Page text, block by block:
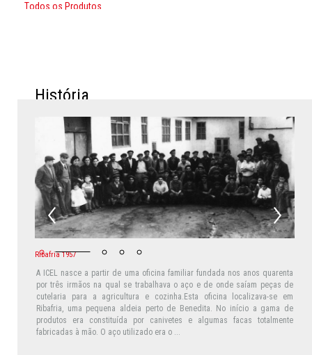
Todos os Produtos
História
Ribafria 1957
A ICEL nasce a partir de uma oficina familiar fundada nos anos quarenta
por três irmãos na qual se trabalhava o aço e de onde saíam peças de
cutelaria para a agricultura e cozinha.Esta oficina localizava-se em
Ribafria, uma pequena aldeia perto de Benedita. No início a gama de
produtos era constituída por canivetes e algumas facas totalmente
fabricadas à mão. O aço utilizado era o ...